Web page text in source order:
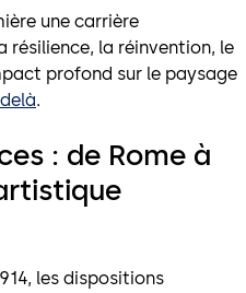
une carrière
résilience, la réinvention, le
profond sur le paysage
.
: de Rome à
les dispositions